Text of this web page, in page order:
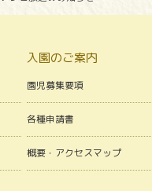
入園のご案内
園児募集要項
各種申請書
概要・アクセスマップ